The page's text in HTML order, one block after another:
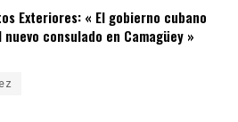
Exteriores: « El gobierno cubano
consulado en Camagüey »